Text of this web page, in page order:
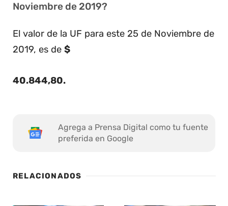
Noviembre de 2019?
El valor de la UF para este 25 de Noviembre de
2019, es de $
40.844,80.
Agrega a Prensa Digital como tu fuente
preferida en Google
RELACIONADOS